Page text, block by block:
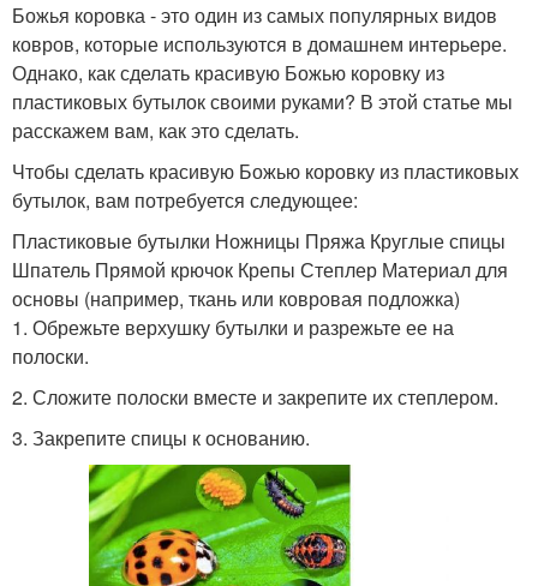
Божья коровка - это один из самых популярных видов
ковров, которые используются в домашнем интерьере.
Однако, как сделать красивую Божью коровку из
пластиковых бутылок своими руками? В этой статье мы
расскажем вам, как это сделать.
Чтобы сделать красивую Божью коровку из пластиковых
бутылок, вам потребуется следующее:
Пластиковые бутылки Ножницы Пряжа Круглые спицы
Шпатель Прямой крючок Крепы Степлер Материал для
основы (например, ткань или ковровая подложка)
1. Обрежьте верхушку бутылки и разрежьте ее на
полоски.
2. Сложите полоски вместе и закрепите их степлером.
3. Закрепите спицы к основанию.